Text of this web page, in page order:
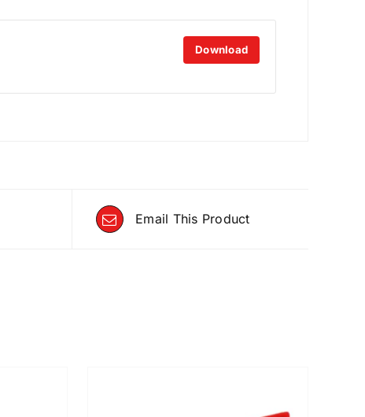
Download
Email This Product